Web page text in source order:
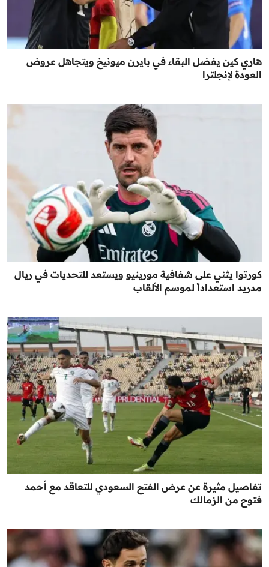
هاري كين يفضل البقاء في بايرن ميونيخ ويتجاهل عروض
العودة لإنجلترا
كورتوا يثني على شفافية مورينيو ويستعد للتحديات في ريال
مدريد استعداداً لموسم الألقاب
تفاصيل مثيرة عن عرض الفتح السعودي للتعاقد مع أحمد
فتوح من الزمالك